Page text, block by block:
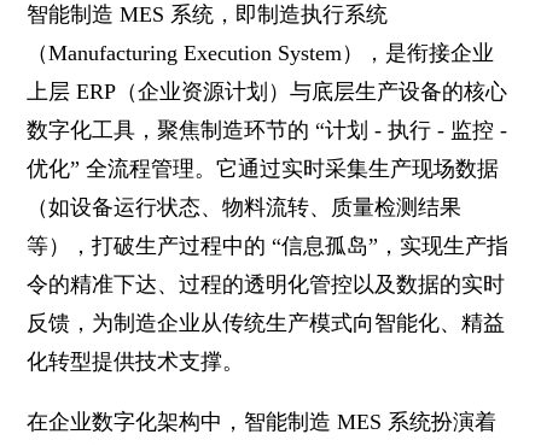
智能制造 MES 系统，即制造执行系统
（Manufacturing Execution System），是衔接企业
上层 ERP（企业资源计划）与底层生产设备的核心
数字化工具，聚焦制造环节的 “计划 - 执行 - 监控 -
优化” 全流程管理。它通过实时采集生产现场数据
（如设备运行状态、物料流转、质量检测结果
等），打破生产过程中的 “信息孤岛”，实现生产指
令的精准下达、过程的透明化管控以及数据的实时
反馈，为制造企业从传统生产模式向智能化、精益
化转型提供技术支撑。
在企业数字化架构中，智能制造 MES 系统扮演着